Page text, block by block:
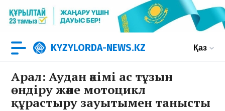
KYZYLORDA-NEWS.KZ Қаз
Арал: Аудан әкімі ас тұзын
өндіру және мотоцикл
құрастыру зауытымен танысты